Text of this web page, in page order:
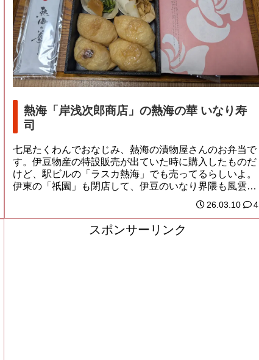
熱海「岸浅次郎商店」の熱海の華 いなり寿
司
七尾たくわんでおなじみ、熱海の漬物屋さんのお弁当で
す。伊豆物産の特設販売が出ていた時に購入したものだ
けど、駅ビルの「ラスカ熱海」でも売ってるらしいよ。
伊東の「祇園」も閉店して、伊豆のいなり界隈も風雲
26.03.10 4
スポンサーリンク